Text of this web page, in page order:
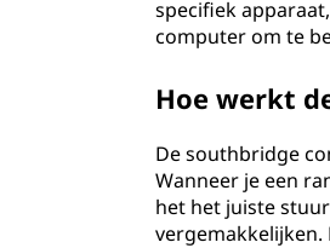
specifiek
computer om te
Hoe werkt
De southbridge
Wanneer je een
het het juiste